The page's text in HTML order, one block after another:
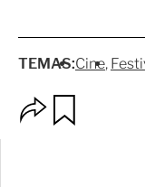
TEMAS:Cine